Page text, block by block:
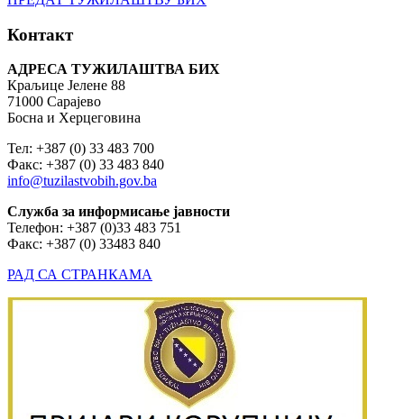
Контакт
АДРЕСА ТУЖИЛАШТВА БИХ
Краљице Јелене 88
71000 Сарајево
Босна и Херцеговина
Тел: +387 (0) 33 483 700
Факс: +387 (0) 33 483 840
info@tuzilastvobih.gov.ba
Служба за информисање јавности
Телефон: +387 (0)33 483 751
Факс: +387 (0) 33483 840
РАД СА СТРАНКАМА